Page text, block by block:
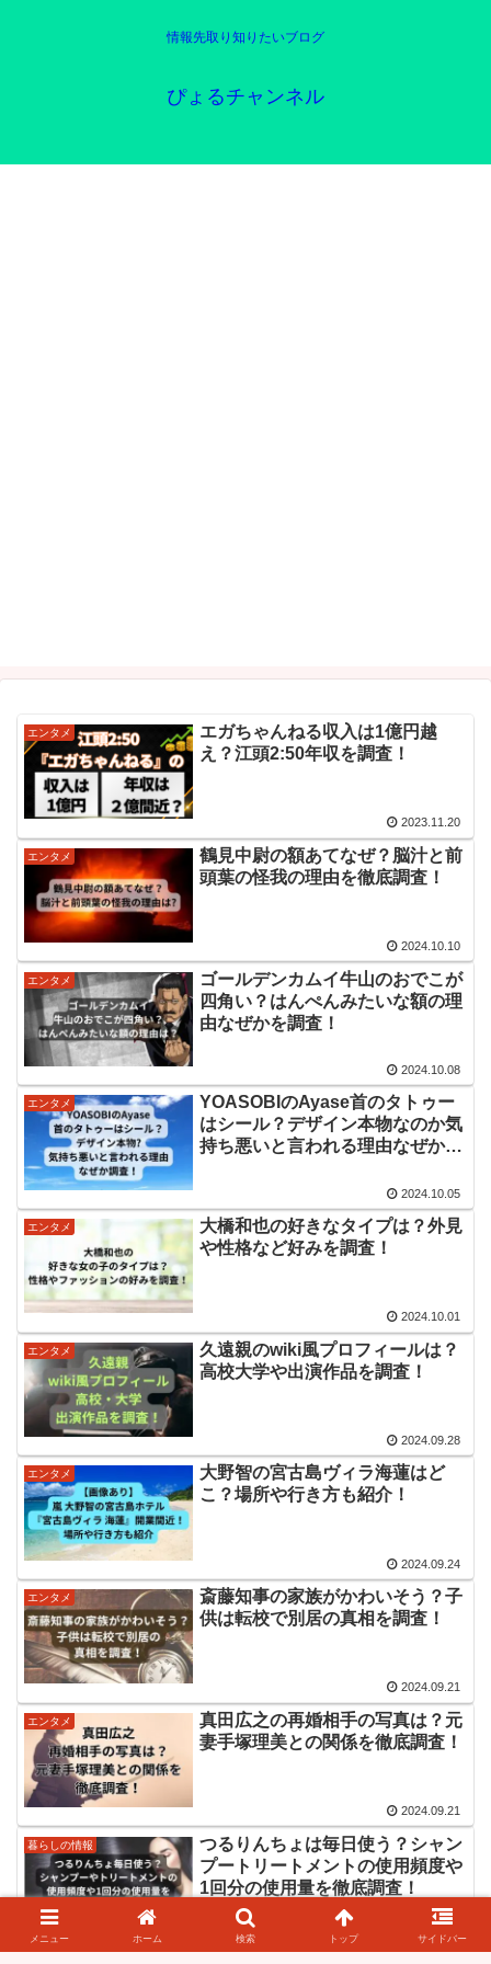
情報先取り知りたいブログ
ぴょるチャンネル
エンタメ
エガちゃんねる収入は1億円越
え？江頭2:50年収を調査！
2023.11.20
エンタメ
鶴見中尉の額あてなぜ？脳汁と前
頭葉の怪我の理由を徹底調査！
2024.10.10
エンタメ
ゴールデンカムイ牛山のおでこが
四角い？はんぺんみたいな額の理
由なぜかを調査！
2024.10.08
エンタメ
YOASOBIのAyase首のタトゥー
はシール？デザイン本物なのか気
持ち悪いと言われる理由なぜか調
2024.10.05
エンタメ
大橋和也の好きなタイプは？外見
や性格など好みを調査！
2024.10.01
エンタメ
久遠親のwiki風プロフィールは？
高校大学や出演作品を調査！
2024.09.28
エンタメ
大野智の宮古島ヴィラ海蓮はど
こ？場所や行き方も紹介！
2024.09.24
エンタメ
斎藤知事の家族がかわいそう？子
供は転校で別居の真相を調査！
2024.09.21
エンタメ
真田広之の再婚相手の写真は？元
妻手塚理美との関係を徹底調査！
2024.09.21
暮らしの情報
つるりんちょは毎日使う？シャン
プートリートメントの使用頻度や
1回分の使用量を徹底調査！
2024.09.15
メニュー ホーム 検索 トップ サイドバー